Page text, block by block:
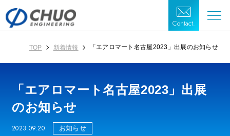
Contact.
TOP 新着情報 「エアロマート名古屋2023」出展のお知らせ
「エアロマート名古屋2023」出展
のお知らせ
2023.09.20 お知らせ